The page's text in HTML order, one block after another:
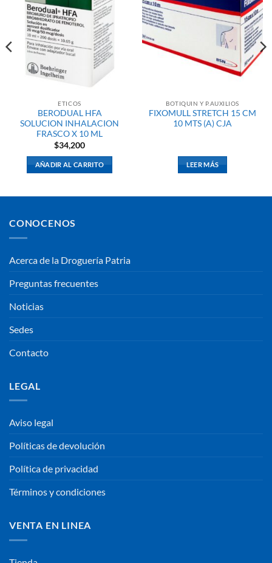
ETICOS
BERODUAL HFA
SOLUCION INHALACION
FRASCO X 10 ML
$34,200
AÑADIR AL CARRITO
BOTIQUIN Y P.AUXILIOS
FIXOMULL STRETCH 15 CM
10 MTS (A) CJA
LEER MÁS
CONOCENOS
Acerca de la Droguería Patria
Preguntas frecuentes
Noticias
Sedes
Contacto
LEGAL
Aviso legal
Políticas de devolución
Política de privacidad
Términos y condiciones
VENTA EN LINEA